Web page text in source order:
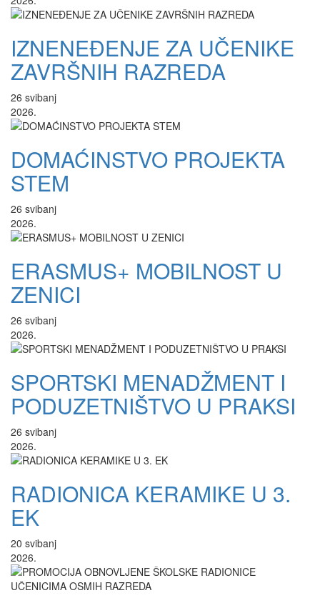
IZNENEĐENJE ZA UČENIKE
ZAVRŠNIH RAZREDA
26 svibanj
2026.
DOMAĆINSTVO PROJEKTA
STEM
26 svibanj
2026.
ERASMUS+ MOBILNOST U
ZENICI
26 svibanj
2026.
SPORTSKI MENADŽMENT I
PODUZETNIŠTVO U PRAKSI
26 svibanj
2026.
RADIONICA KERAMIKE U 3.
EK
20 svibanj
2026.